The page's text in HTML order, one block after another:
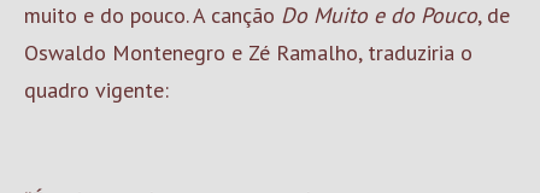
muito e do pouco. A canção Do Muito e do Pouco, de
Oswaldo Montenegro e Zé Ramalho, traduziria o
quadro vigente: